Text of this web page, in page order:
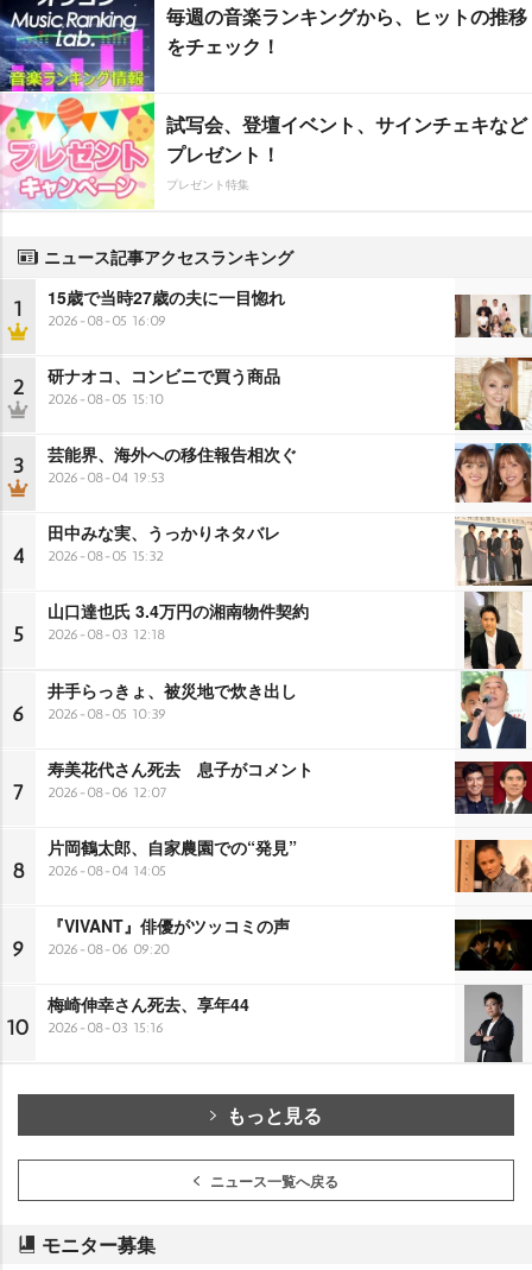
毎週の音楽ランキングから、ヒットの推移
をチェック！
試写会、登壇イベント、サインチェキなど
プレゼント！
プレゼント特集
ニュース記事アクセスランキング
1 15歳で当時27歳の夫に一目惚れ
2026-08-05 16:09
2 研ナオコ、コンビニで買う商品
2026-08-05 15:10
3 芸能界、海外への移住報告相次ぐ
2026-08-04 19:53
4
田中みな実、うっかりネタバレ
2026-08-05 15:32
5
山口達也氏 3.4万円の湘南物件契約
2026-08-03 12:18
6
井手らっきょ、被災地で炊き出し
2026-08-05 10:39
7
寿美花代さん死去 息子がコメント
2026-08-06 12:07
8
片岡鶴太郎、自家農園での“発見”
2026-08-04 14:05
9
『VIVANT』俳優がツッコミの声
2026-08-06 09:20
10
梅崎伸幸さん死去、享年44
2026-08-03 15:16
もっと見る
ニュース一覧へ戻る
モニター募集